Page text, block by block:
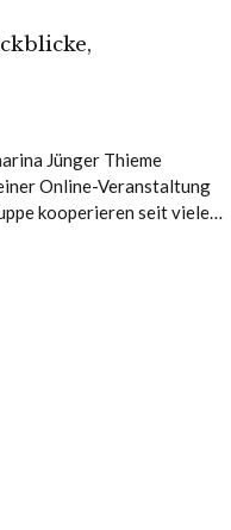
,
Jünger Thieme
Online-Veranstaltung
kooperieren seit vielen